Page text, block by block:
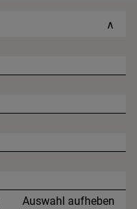
∧
Auswahl aufheben